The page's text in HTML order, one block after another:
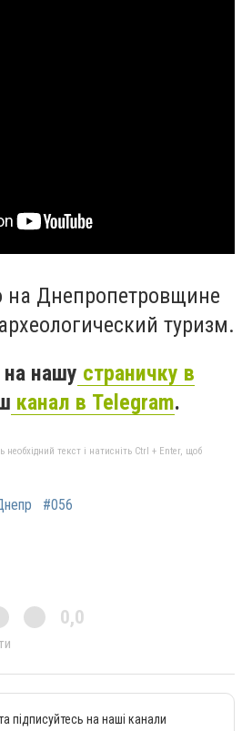
на Днепропетровщине
туризм.
нашу страничку в
канал в Telegram.
текст і натисніть Ctrl + Enter, щоб
#056
0,0
підписуйтесь на наші канали